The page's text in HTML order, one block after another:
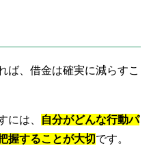
ば、借金は確実に減らすこ
には、
自分がどんな行動パ
握することが大切です。